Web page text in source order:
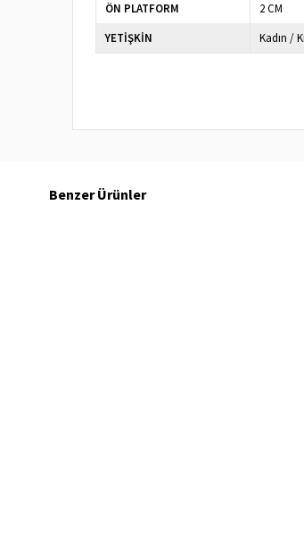
ÖN PLATFORM
2 CM
YETİŞKİN
Kadın /
Benzer Ürünler